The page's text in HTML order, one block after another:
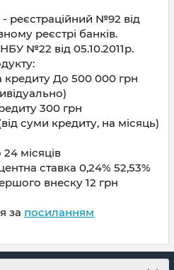
реєстраційний №92 від
реєстрі банків.
№22 від 05.10.2011р.
До 500 000 грн
300 грн
суми кредиту, на місяць)
місяців
ставка 0,24% 52,53%
внеску 12 грн
за посиланням